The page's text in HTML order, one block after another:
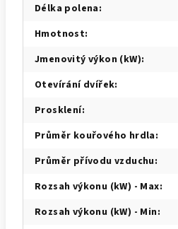
Délka polena:
Hmotnost:
Jmenovitý výkon (kW):
Otevírání dvířek:
Prosklení:
Průměr kouřového hrdla:
Průměr přívodu vzduchu:
Rozsah výkonu (kW) - Max:
Rozsah výkonu (kW) - Min: